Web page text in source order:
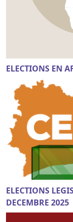
ELECTIONS EN
ELECTIONS
DECEMBRE 2025